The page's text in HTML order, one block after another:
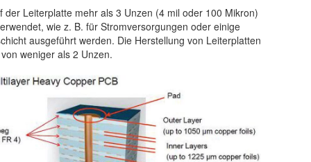
Leiterplatte mehr als 3 Unzen (4 mil oder 100 Mikron)
wie z. B. für Stromversorgungen oder einige
ausgeführt werden. Die Herstellung von Leiterplatten
weniger als 2 Unzen.